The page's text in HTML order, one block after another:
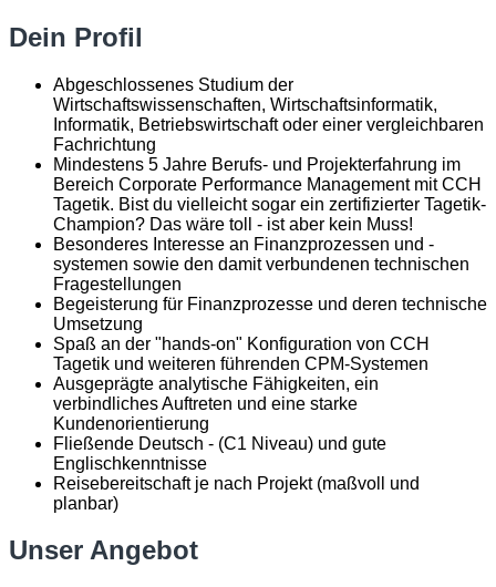
Dein Profil
Abgeschlossenes Studium der
Wirtschaftswissenschaften, Wirtschaftsinformatik,
Informatik, Betriebswirtschaft oder einer vergleichbaren
Fachrichtung
Mindestens 5 Jahre Berufs- und Projekterfahrung im
Bereich Corporate Performance Management mit CCH
Tagetik. Bist du vielleicht sogar ein zertifizierter Tagetik-
Champion? Das wäre toll - ist aber kein Muss!
Besonderes Interesse an Finanzprozessen und -
systemen sowie den damit verbundenen technischen
Fragestellungen
Begeisterung für Finanzprozesse und deren technische
Umsetzung
Spaß an der "hands-on" Konfiguration von CCH
Tagetik und weiteren führenden CPM-Systemen
Ausgeprägte analytische Fähigkeiten, ein
verbindliches Auftreten und eine starke
Kundenorientierung
Fließende Deutsch - (C1 Niveau) und gute
Englischkenntnisse
Reisebereitschaft je nach Projekt (maßvoll und
planbar)
Unser Angebot